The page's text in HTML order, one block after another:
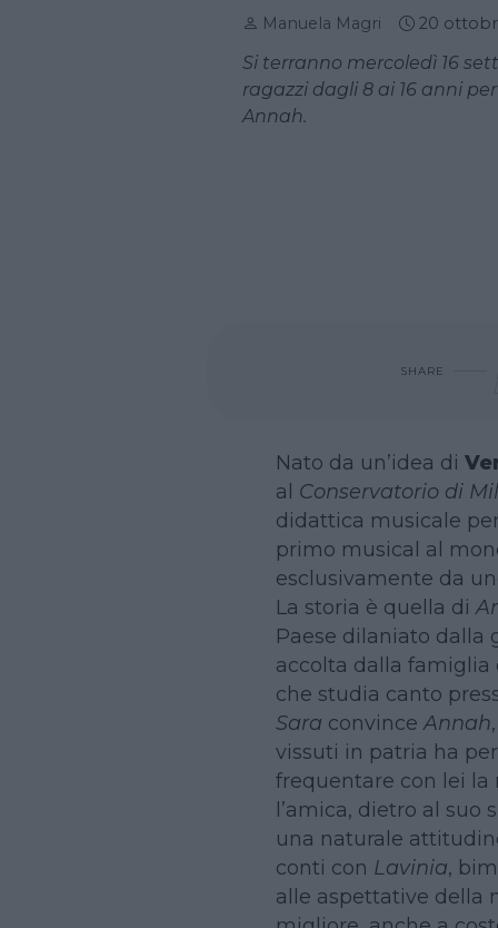
Manuela Magri 20
Si terranno mercoledì 16
ragazzi dagli 8 ai 16 anni
Annah.
SHARE
Nato da un’idea di
al Conservatorio di
didattica musicale
primo musical al
esclusivamente da
La storia è quella di
Paese dilaniato dalla
accolta dalla famiglia
che studia canto
Sara convince Annah
vissuti in patria ha
frequentare con lei la
l’amica, dietro al
una naturale
conti con Lavinia,
alle aspettative della